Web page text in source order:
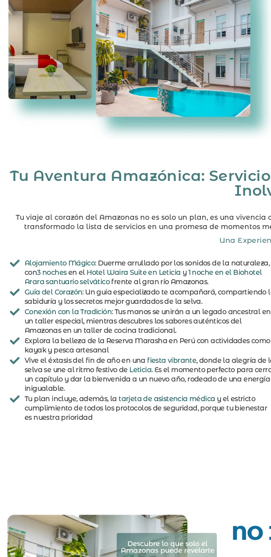
Tu Aventura Amazónica:
Tu viaje al corazón del Amazonas no es solo un plan, es una
transformado la lista de servicios en una promesa de momentos
Una
Alojamiento Mágico:Duerme arrullado por los sonidos de la naturaleza,
con3 nochesen el Hotel Waira Suite en Leticia y1 noche en el Biohotel
Arara santuario selváticofrente al gran río Amazonas.
Guía del Corazón:Un guía especializado te acompañará, compartiendo
sabiduría y los secretos mejor guardados de la selva.
Conexión con la Tradición:Tus manos se unirán a un legado ancestral en
un taller especial, mientras descubres los sabores auténticos del
Amazonas en un taller de cocina tradicional.
Explora la belleza de la Reserva Marasha en Perú con actividades como
kayak y pesca artesanal
Vive el éxtasis del fin de año en una fiesta vibrante, donde la alegría de
selva se une al ritmo festivo de Leticia.Es el momento perfecto para
un capítulo y dar la bienvenida a un nuevo año, rodeado de una energía
inigualable.
Tu plan incluye, además, la tarjeta de asistencia médica y el estricto
cumplimiento de todos los protocolos de seguridad, porque tu bienestar
es nuestra prioridad
NO